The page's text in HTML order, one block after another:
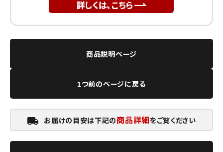
商品説明ページ
1つ前のページに戻る
local_shipping お届けの目安は下記の商品詳細をご覧ください